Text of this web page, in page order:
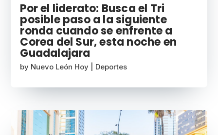
Por el liderato: Busca el Tri
posible paso a la siguiente
ronda cuando se enfrente a
Corea del Sur, esta noche en
Guadalajara
by Nuevo León Hoy Deportes